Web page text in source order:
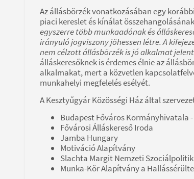
Az állásbörzék vonatkozásában egy
piaci kereslet és kínálat
egyszerre több munkaadónak és
irányuló jogviszony jöhessen létre. A
nem célzott állásbörzék is jó alkalmat
álláskeresőknek is érdemes élnie az
alkalmakat, mert a közvetlen
munkahelyi megfelelés esélyét.
A Kesztyűgyár Közösségi Ház által
Budapest Főváros Kormányhivatala
Fővárosi Álláskereső Iroda
Jamba Hungary
Motiváció Alapítvány
Slachta Margit Nemzeti
Munka-Kör Alapítvány a